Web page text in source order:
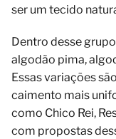
ser um tecido
Dentro desse
algodão pima,
Essas variações
caimento mais
como Chico Rei,
com propostas